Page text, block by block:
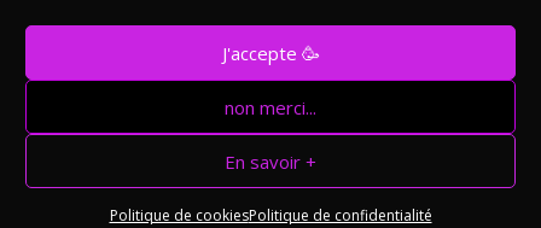
J'accepte 🥳
non merci...
En savoir +
Politique de cookiesPolitique de confidentialité
©Friax Industrie 2004 - 2024 //Made with ❤️and 🍷
by Simon Consulting